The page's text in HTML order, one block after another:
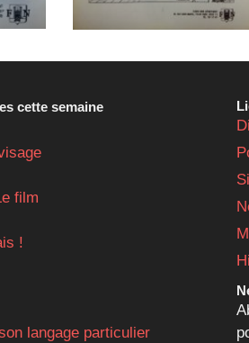
cette semaine
film
!
langage particulier